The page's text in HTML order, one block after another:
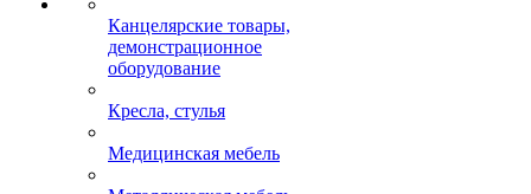
Канцелярские товары,
демонстрационное
оборудование
Кресла, стулья
Медицинская мебель